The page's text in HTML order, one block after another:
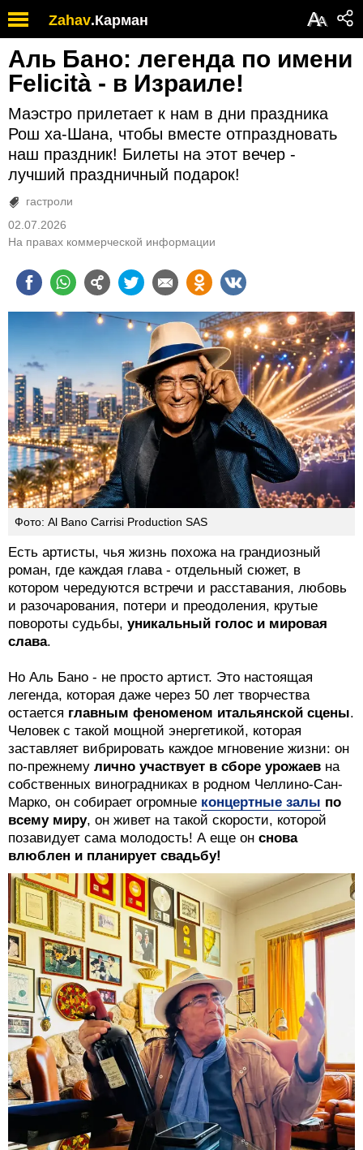
Zahav.Карман АА
Аль Бано: легенда по имени
Felicità - в Израиле!
Маэстро прилетает к нам в дни праздника
Рош ха-Шана, чтобы вместе отпраздновать
наш праздник! Билеты на этот вечер -
лучший праздничный подарок!
гастроли
02.07.2026
На правах коммерческой информации
Фото: Al Bano Carrisi Production SAS
Есть артисты, чья жизнь похожа на грандиозный
роман, где каждая глава - отдельный сюжет, в
котором чередуются встречи и расставания, любовь
и разочарования, потери и преодоления, крутые
повороты судьбы, уникальный голос и мировая
слава.
Но Аль Бано - не просто артист. Это настоящая
легенда, которая даже через 50 лет творчества
остается главным феноменом итальянской сцены.
Человек с такой мощной энергетикой, которая
заставляет вибрировать каждое мгновение жизни: он
по-прежнему лично участвует в сборе урожаев на
собственных виноградниках в родном Челлино-Сан-
Марко, он собирает огромные концертные залы по
всему миру, он живет на такой скорости, которой
позавидует сама молодость! А еще он снова
влюблен и планирует свадьбу!